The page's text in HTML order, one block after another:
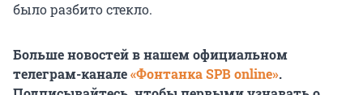
было разбито стекло.
Больше новостей в нашем официальном
телеграм-канале«Фонтанка SPB online».